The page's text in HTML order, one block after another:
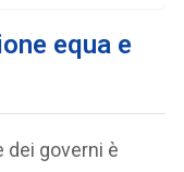
equa e
dei governi è